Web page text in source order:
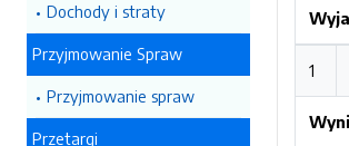
Dochody i straty
Przyjmowanie Spraw
Przyjmowanie spraw
Przetargi
1